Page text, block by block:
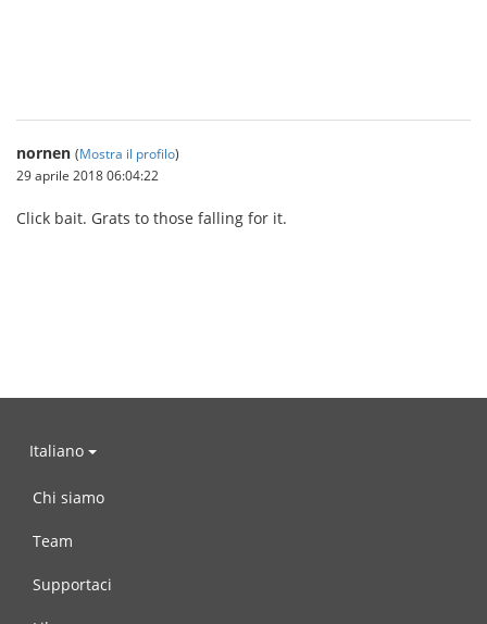
nornen (Mostra il profilo)
29 aprile 2018 06:04:22
Click bait. Grats to those falling for it.
Italiano
Chi siamo
Team
Supportaci